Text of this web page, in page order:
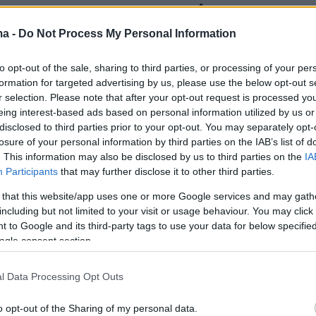
- Do Not Process My Personal Information
opt-out of the sale, sharing to third parties, or processing of your
for targeted advertising by us, please use the below opt-out
selection. Please note that after your opt-out request is processed
interest-based ads based on personal information utilized by us
to third parties prior to your opt-out. You may separately
of your personal information by third parties on the IAB’s list of
This information may also be disclosed by us to third parties on the
Participants that may further disclose it to other third parties.
that this website/app uses one or more Google services and may
but not limited to your visit or usage behaviour. You may
to Google and its third-party tags to use your data for below
consent section.
Data Processing Opt Outs
opt-out of the Sharing of my personal data.
την υπογεννητικότητα και
της οικογένειας
της ημερίδας νεαρά ζευγάρια και γονείς θα έχουν την
τις προσωπικές τους εμπειρίες
Πινακοθήκη διοργανώνει
για την ελευθερία της τέχνης
των βανδαλισμών
ειδικοί επιστήμονες, νομικοί, ιστορικοί της
πολιτιστικών οργανισμών και θεολόγοι
16
Τα Μουσεία πρέπει να
8